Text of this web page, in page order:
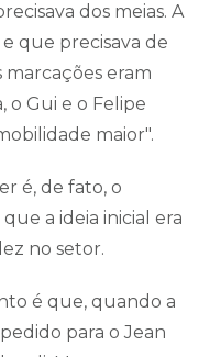
dos meias. A
que precisava de
eram
o Gui e o Felipe
maior".
é, de fato, o
a ideia inicial era
no setor.
é que, quando a
para o Jean